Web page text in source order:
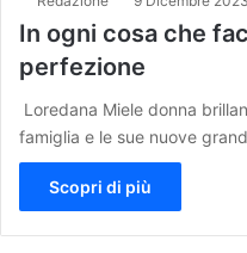
In ogni cosa che
perfezione
Loredana Miele donna
famiglia e le sue nuove
Scopri di più